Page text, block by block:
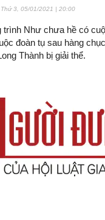
Thứ 3, 05/01/2021 | 20:00
trình Như chưa hề có
đoàn tụ sau hàng
Thành bị giải thể.